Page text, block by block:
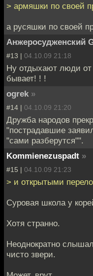
> армяшки по своей
а русяшки по своей
Анжеросудженский
#13 | 04.10.09 21:18
Ну отдыхают люди от
бывает! ! !
ogrek »
#14 | 04.10.09 21:20
Дружба народов
"пострадавшие
"сами разберутся"".
Kommienezuspadt »
#15 | 04.10.09 21:23
> и открытыми
Суровая школа у
Хотя странно.
Неоднократно
чисто звери.